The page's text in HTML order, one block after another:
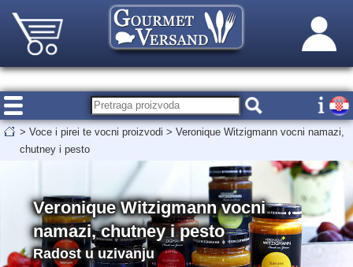
> Voce i pirei te vocni proizvodi > Veronique Witzigmann vocni namazi,
chutney i pesto
Veronique Witzigmann vocni
namazi, chutney i pesto
Radost u uzivanju